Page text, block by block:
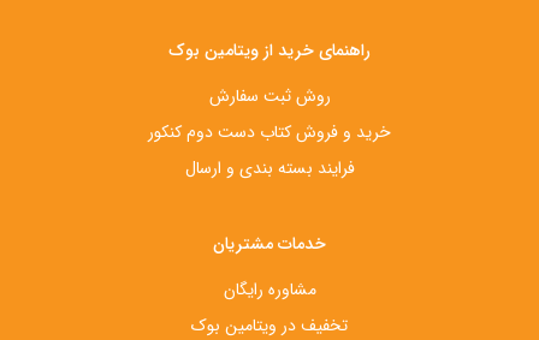
راهنمای خرید از ویتامین بوک
روش ثبت سفارش
خرید و فروش کتاب دست‌ دوم کنکور
فرایند بسته بندی و ارسال
خدمات مشتریان
مشاوره رایگان
تخفیف در ویتامین بوک